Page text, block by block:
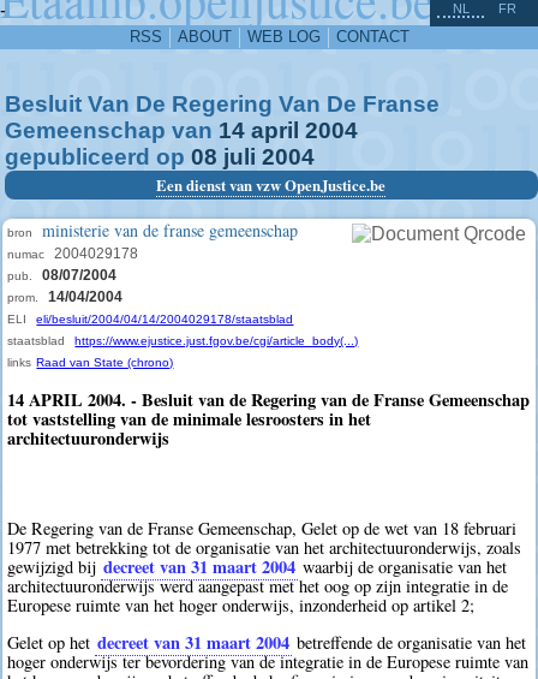
-
RSS ABOUT WEB LOG CONTACT
NL FR
Besluit Van De Regering Van De Franse
Gemeenschap van 14 april 2004
gepubliceerd op 08 juli 2004
Een dienst van vzw OpenJustice.be
bron ministerie van de franse gemeenschap
numac 2004029178
pub. 08/07/2004
prom. 14/04/2004
ELI
eli/besluit/2004/04/14/2004029178/staatsblad
staatsblad
https://www.ejustice.just.fgov.be/cgi/article_body(...)
links Raad van State (chrono)
14 APRIL 2004. - Besluit van de Regering van de Franse Gemeenschap
tot vaststelling van de minimale lesroosters in het
architectuuronderwijs
De Regering van de Franse Gemeenschap, Gelet op de wet van 18 februari
1977 met betrekking tot de organisatie van het architectuuronderwijs, zoals
gewijzigd bij decreet van 31 maart 2004 waarbij de organisatie van het
architectuuronderwijs werd aangepast met het oog op zijn integratie in de
Europese ruimte van het hoger onderwijs, inzonderheid op artikel 2;
Gelet op het decreet van 31 maart 2004 betreffende de organisatie van het
hoger onderwijs ter bevordering van de integratie in de Europese ruimte van
^